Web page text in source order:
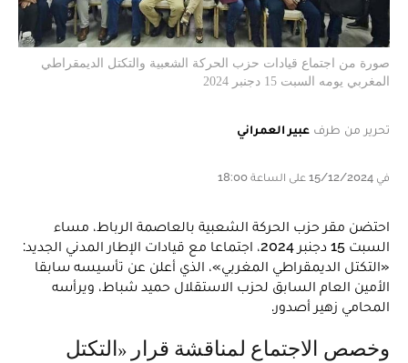
صورة من اجتماع قيادات حزب الحركة الشعبية والتكتل الديمقراطي
المغربي يومه السبت 15 دجنبر 2024
تحرير من طرف عبير العمراني
في 15/12/2024 على الساعة 18:00
احتضن مقر حزب الحركة الشعبية بالعاصمة الرباط، مساء
السبت 15 دجنبر 2024، اجتماعا مع قيادات الإطار المدني الجديد:
«التكتل الديمقراطي المغربي»، الذي أعلن عن تأسيسه سابقا
الأمين العام السابق لحزب الاستقلال حميد شباط، ويرأسه
المحامي زهير أصدور.
وخصص الاجتماع لمناقشة قرار «التكتل